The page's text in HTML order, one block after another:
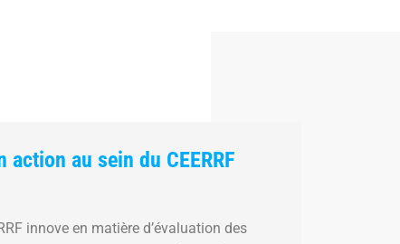
action au sein du CEERRF
innove en matière d’évaluation des